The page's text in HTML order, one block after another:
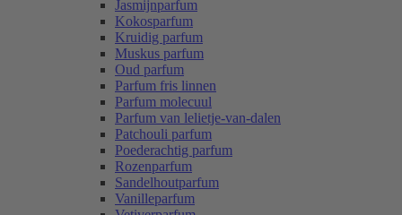
Jasmijnparfum
Kokosparfum
Kruidig parfum
Muskus parfum
Oud parfum
Parfum fris linnen
Parfum molecuul
Parfum van lelietje-van-dalen
Patchouli parfum
Poederachtig parfum
Rozenparfum
Sandelhoutparfum
Vanilleparfum